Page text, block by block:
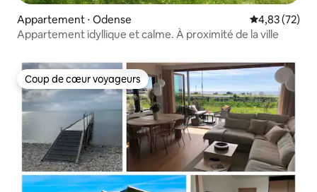
Appartement ⋅ Odense Évaluation
4,83 (72)
Appartement idyllique et calme. À proximité de la ville
Coup de cœur voyageurs
Coup de cœur voyageurs